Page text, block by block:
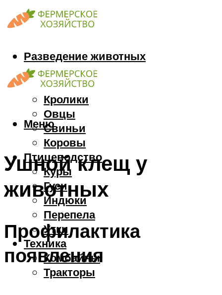
Разведение животных
Козы
Кони
Кролики
Овцы
Свиньи
Коровы
Птицеводство
Куры
Гуси
Индюки
Перепела
Утки
Техника
Комбайны
Тракторы
Меню
Ушной клещ у
животных
Профилактика
появления